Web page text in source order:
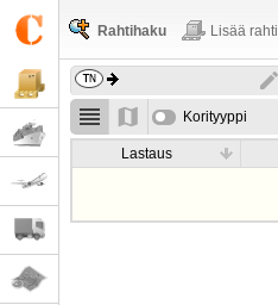
Rahtihaku Lisää rahti
Korityyppi
Lastaus